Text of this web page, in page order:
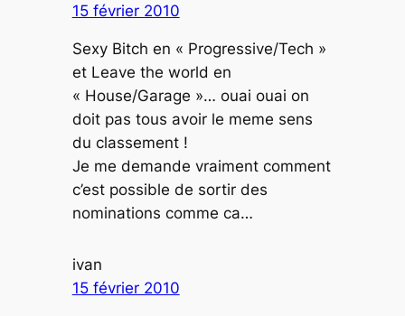
15 février 2010
Sexy Bitch en « Progressive/Tech »
et Leave the world en
« House/Garage »… ouai ouai on
doit pas tous avoir le meme sens
du classement !
Je me demande vraiment comment
c’est possible de sortir des
nominations comme ca…
ivan
15 février 2010